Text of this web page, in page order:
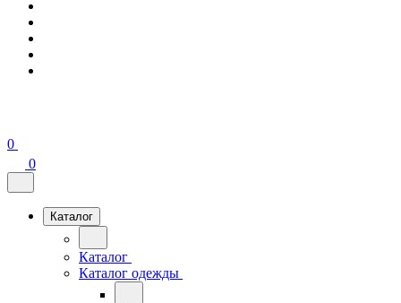
0
0
Каталог
Каталог
Каталог одежды